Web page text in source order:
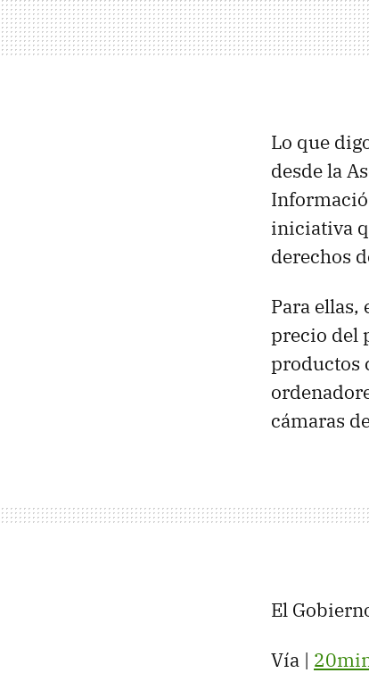
Lo que
desde la
iniciativa
derechos
Para ellas,
precio del
productos
cámaras
El
Vía |